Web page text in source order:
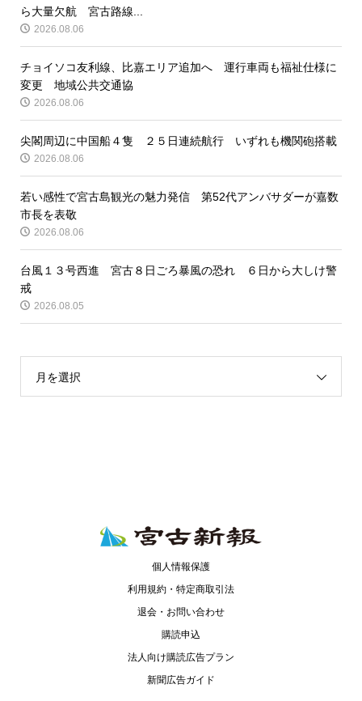
ら大量欠航 宮古路線...
2026.08.06
チョイソコ友利線、比嘉エリア追加へ 運行車両も福祉仕様に
変更 地域公共交通協
2026.08.06
尖閣周辺に中国船４隻 ２５日連続航行 いずれも機関砲搭載
2026.08.06
若い感性で宮古島観光の魅力発信 第52代アンバサダーが嘉数
市長を表敬
2026.08.06
台風１３号西進 宮古８日ごろ暴風の恐れ ６日から大しけ警
戒
2026.08.05
月を選択
個人情報保護
利用規約・特定商取引法
退会・お問い合わせ
購読申込
法人向け購読広告プラン
新聞広告ガイド